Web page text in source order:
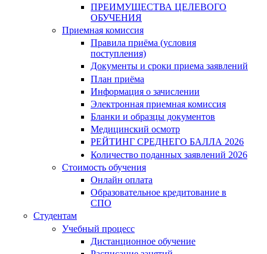
ПРЕИМУЩЕСТВА ЦЕЛЕВОГО
ОБУЧЕНИЯ
Приемная комиссия
Правила приёма (условия
поступления)
Документы и сроки приема заявлений
План приёма
Информация о зачислении
Электронная приемная комиссия
Бланки и образцы документов
Медицинский осмотр
РЕЙТИНГ СРЕДНЕГО БАЛЛА 2026
Количество поданных заявлений 2026
Стоимость обучения
Онлайн оплата
Образовательное кредитование в
СПО
Студентам
Учебный процесс
Дистанционное обучение